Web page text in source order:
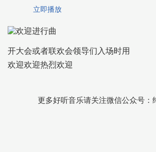
立即播放
开大会或者联欢会领导们入场时用
欢迎欢迎热烈欢迎
更多好听音乐请关注微信公众号：